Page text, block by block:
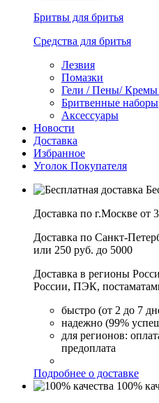
Бритвы для бритья
Средства для бритья
Лезвия
Помазки
Гели / Пены/ Кремы
Бритвенные наборы
Аксессуары
Новости
Доставка
Избранное
Уголок Покупателя
Доставка по г.Москве от
Доставка по Санкт-
или 250 руб. до 5000
Доставка в регионы
России, ПЭК,
быстро (от 2 до 7
надежно (99%
для регионов:
предоплата
Подробнее о доставке
100%